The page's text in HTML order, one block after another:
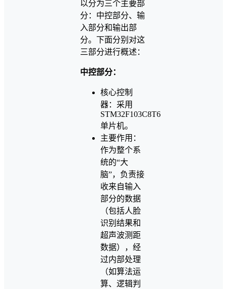
以分为三个主要部
分：中控部分、输
入部分和输出部
分。下面分别对这
三部分进行概述：
中控部分：
核心控制
器：采用
STM32F103C8T6
单片机。
主要作用：
作为整个系
统的“大
脑”，负责接
收来自输入
部分的数据
（包括人脸
识别结果和
超声波测距
数据），经
过内部处理
（如算法运
算、逻辑判